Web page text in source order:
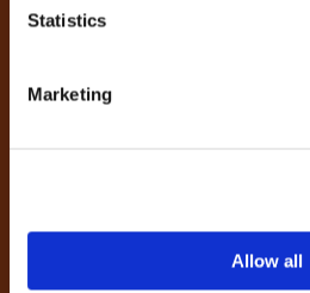
Statistics
Marketing
Allow all
Sectoren